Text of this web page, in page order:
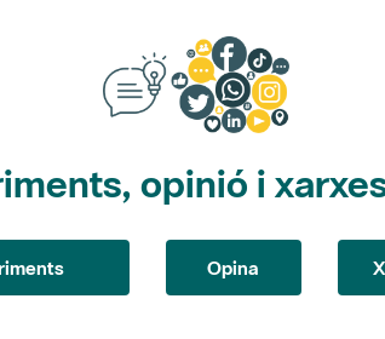
opinió i
Opina